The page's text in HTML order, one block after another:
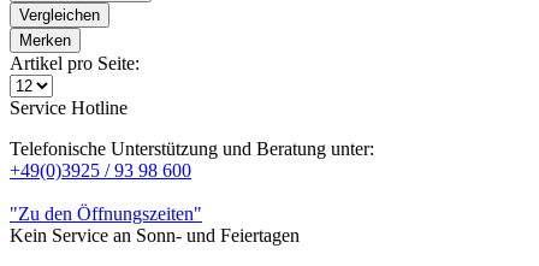
Vergleichen
Merken
Artikel pro Seite:
Service Hotline
Telefonische Unterstützung und Beratung unter:
+49(0)3925 / 93 98 600
"Zu den Öffnungszeiten"
Kein Service an Sonn- und Feiertagen